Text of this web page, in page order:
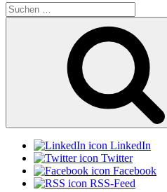
Suchen
nach:
LinkedIn
Twitter
Facebook
RSS-Feed